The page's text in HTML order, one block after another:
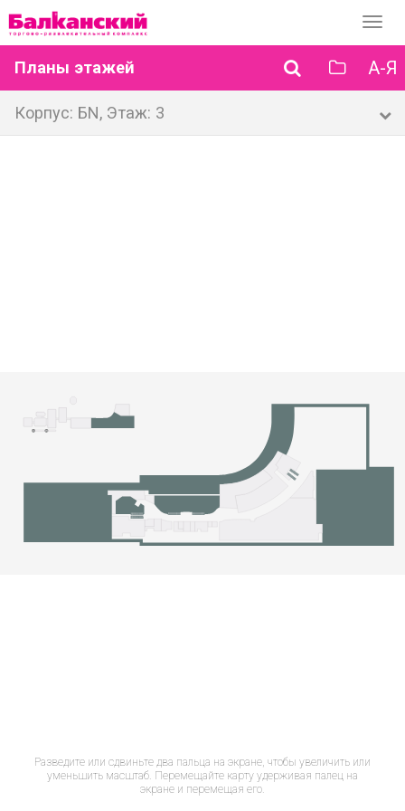
Планы этажей А-Я
Корпус: БN, Этаж: 3
Разведите или сдвиньте два пальца на экране, чтобы увеличить или
уменьшить масштаб. Перемещайте карту удерживая палец на
экране и перемещая его.